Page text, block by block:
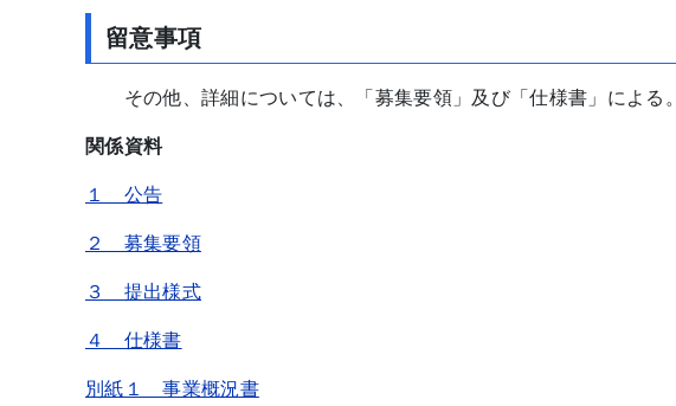
留意事項
その他、詳細については、「募集要領」及び「仕様書」による。
関係資料
１ 公告
２ 募集要領
３ 提出様式
４ 仕様書
別紙１ 事業概況書